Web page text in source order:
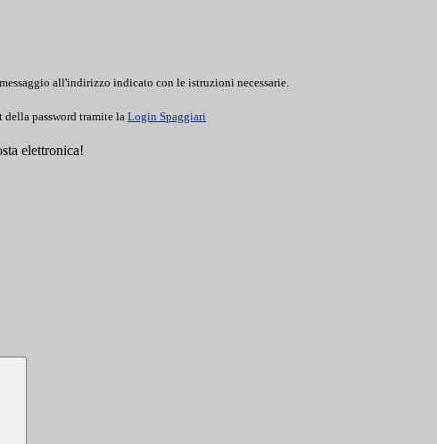
all'indirizzo indicato con le istruzioni necessarie.
della password tramite la Login Spaggiari
elettronica!